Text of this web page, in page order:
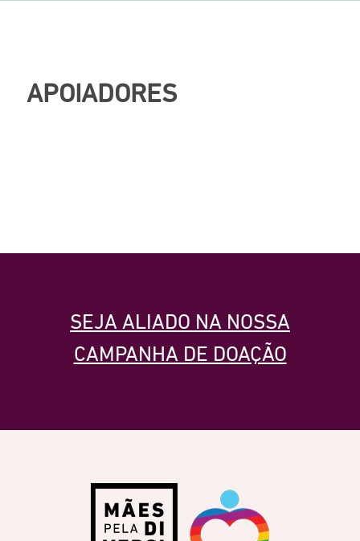
APOIADORES
SEJA ALIADO NA NOSSA
CAMPANHA DE DOAÇÃO